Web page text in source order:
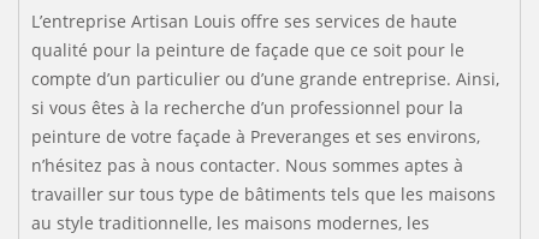
L’entreprise Artisan Louis offre ses services de haute
qualité pour la peinture de façade que ce soit pour le
compte d’un particulier ou d’une grande entreprise. Ainsi,
si vous êtes à la recherche d’un professionnel pour la
peinture de votre façade à Preveranges et ses environs,
n’hésitez pas à nous contacter. Nous sommes aptes à
travailler sur tous type de bâtiments tels que les maisons
au style traditionnelle, les maisons modernes, les